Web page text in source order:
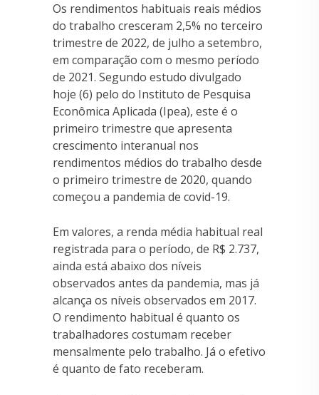
Os rendimentos habituais reais médios
do trabalho cresceram 2,5% no terceiro
trimestre de 2022, de julho a setembro,
em comparação com o mesmo período
de 2021. Segundo estudo divulgado
hoje (6) pelo do Instituto de Pesquisa
Econômica Aplicada (Ipea), este é o
primeiro trimestre que apresenta
crescimento interanual nos
rendimentos médios do trabalho desde
o primeiro trimestre de 2020, quando
começou a pandemia de covid-19.
Em valores, a renda média habitual real
registrada para o período, de R$ 2.737,
ainda está abaixo dos níveis
observados antes da pandemia, mas já
alcança os níveis observados em 2017.
O rendimento habitual é quanto os
trabalhadores costumam receber
mensalmente pelo trabalho. Já o efetivo
é quanto de fato receberam.